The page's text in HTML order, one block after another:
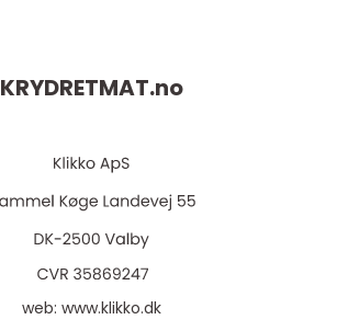
KRYDRETMAT.no
web: www.klikko.dk